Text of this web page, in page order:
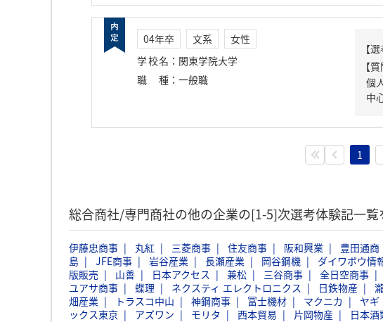
04年卒 文系
女性
学校名 ： 関東学院大学
職種 ： 一般職
【
個
中
1
総合商社/専門商社の他の企業の[1-5]次選考体験記一覧
伊藤忠商事 丸紅 三菱商事 住友商事 阪和興業 豊田通商
島
JFE商事 岩谷産業 長瀬産業 岡谷鋼機 ダイワボウ情
版販売
山善 日本アクセス 兼松 三谷商事 全日空商事
ユアサ商事
蝶理 ネクスティ エレクトロニクス 日鉄物産
畑産業
トラスコ中山 神鋼商事 冨士機材 マクニカ ヤギ
ックス東京
アズワン モリタ 西本貿易 片岡物産 日本